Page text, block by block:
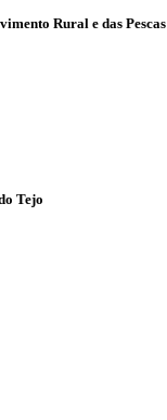
Rural e das Pescas
Tejo